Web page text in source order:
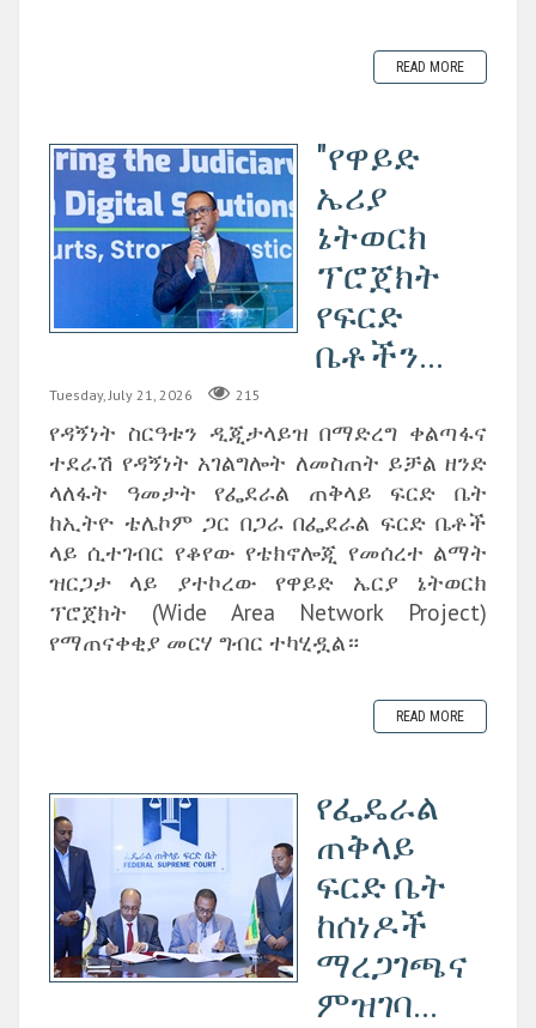
READ MORE
"የዋይድ
ኤሪያ
ኔትወርክ
ፕሮጀክት
የፍርድ
ቤቶችን...
Tuesday, July 21, 2026 215
የዳኝነት ስርዓቱን ዲጂታላይዝ በማድረግ ቀልጣፋና
ተደራሽ የዳኝነት አገልግሎት ለመስጠት ይቻል ዘንድ
ላለፋት ዓመታት የፌደራል ጠቅላይ ፍርድ ቤት
ከኢትዮ ቴሌኮም ጋር በጋራ በፌደራል ፍርድ ቤቶች
ላይ ሲተገብር የቆየው የቴክኖሎጂ የመሰረተ ልማት
ዝርጋታ ላይ ያተኮረው የዋይድ ኤርያ ኔትወርክ
ፕሮጀክት (Wide Area Network Project)
የማጠናቀቂያ መርሃ ግብር ተካሂዷል።
READ MORE
የፌዴራል
ጠቅላይ
ፍርድ ቤት
ከሰነዶች
ማረጋገጫና
ምዝገባ...